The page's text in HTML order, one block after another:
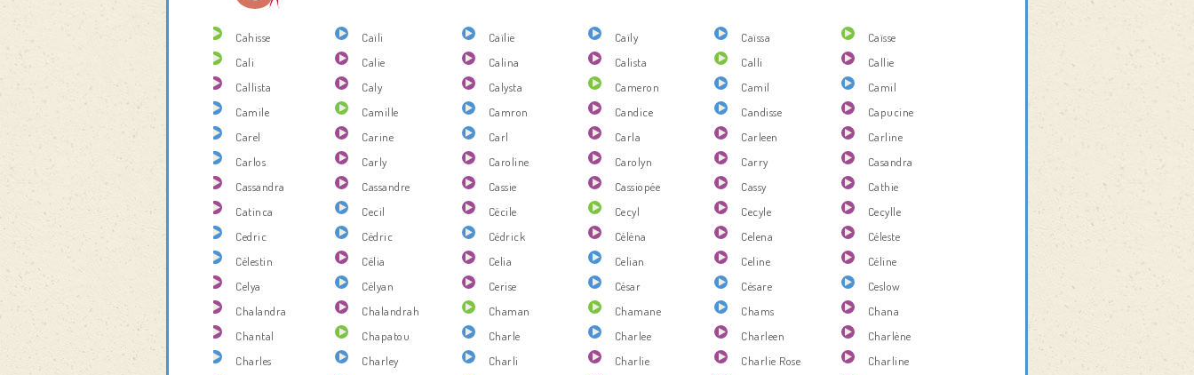
Cahisse Caïli Caïlie Caïly Caïssa
Caïsse
Cali
Calie Calina Calista Calli
Callie
Callista
Caly Calysta Cameron Camil
Camil
Camile
Camille Camron Candice Candisse
Capucine
Carel
Carine Carl Carla Carleen
Carline
Carlos
Carly Caroline Carolyn Carry
Casandra
Cassandra
Cassandre Cassie Cassiopée Cassy
Cathie
Catinca
Cecil Cécile Cecyl Cecyle
Cecylle
Cedric
Cédric Cédrick Céléna Celena
Céleste
Célestin
Célia Celia Celian Celine
Céline
Celya
Célyan Cerise César Césare
Ceslow
Chalandra
Chalandrah Chaman Chamane Chams
Chana
Chantal
Chapatou Charle Charlee Charleen
Charlène
Charles
Charley Charli Charlie Charlie Rose
Charline